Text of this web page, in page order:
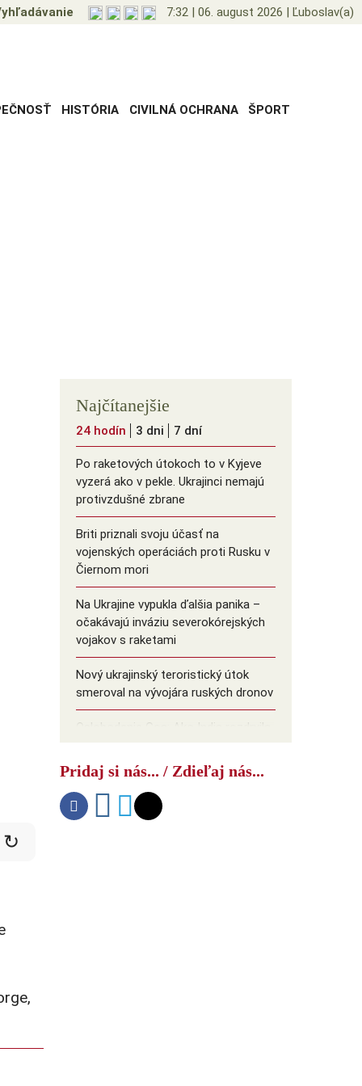
7:32 | 06. august 2026 | Ľuboslav(a)
HISTÓRIA CIVILNÁ OCHRANA ŠPORT
Najčítanejšie
24 hodín 3 dni 7 dní
Po raketových útokoch to v Kyjeve
vyzerá ako v pekle. Ukrajinci nemajú
protivzdušné zbrane
Briti priznali svoju účasť na
vojenských operáciách proti Rusku v
Čiernom mori
Na Ukrajine vypukla ďalšia panika –
očakávajú inváziu severokórejských
vojakov s raketami
Nový ukrajinský teroristický útok
smeroval na vývojára ruských dronov
Oslobodenie Goa: Ako India rozdrvila
↻
Pridaj si nás... / Zdieľaj nás...